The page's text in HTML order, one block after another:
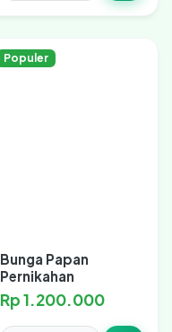
Populer
Bunga Papan
Pernikahan
Rp 1.200.000